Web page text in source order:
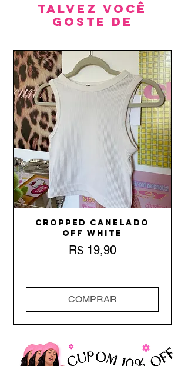
Talvez você
goste de
Cropped Canelado
Off White
Preço
R$ 19,90
COMPRAR